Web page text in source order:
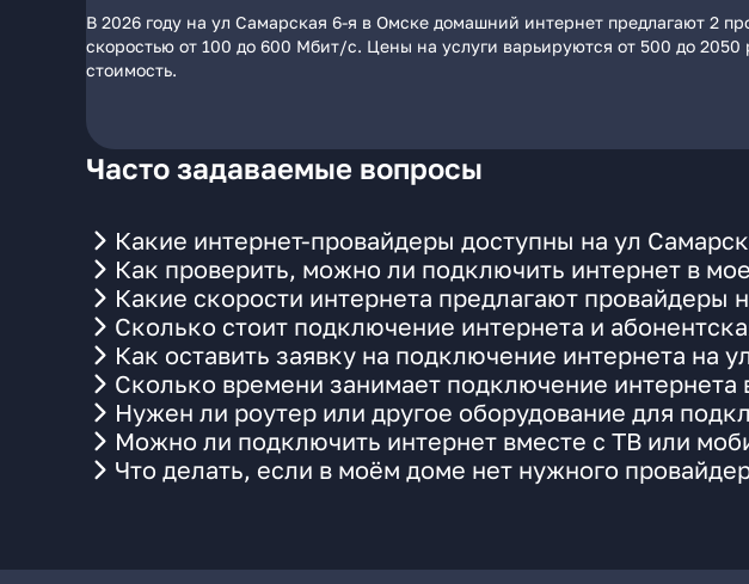
В 2026 году на ул Самарская 6-я в Омске домашний интернет предлагают 2
скоростью от 100 до 600 Мбит/с. Цены на услуги варьируются от 500 до
стоимость.
Часто задаваемые вопросы
Какие интернет-провайдеры доступны на ул
Как проверить, можно ли подключить интернет в
Какие скорости интернета предлагают провайдеры
Сколько стоит подключение интернета и
Как оставить заявку на подключение интернета на
Сколько времени занимает подключение интернета
Нужен ли роутер или другое оборудование для
Можно ли подключить интернет вместе с ТВ или
Что делать, если в моём доме нет нужного